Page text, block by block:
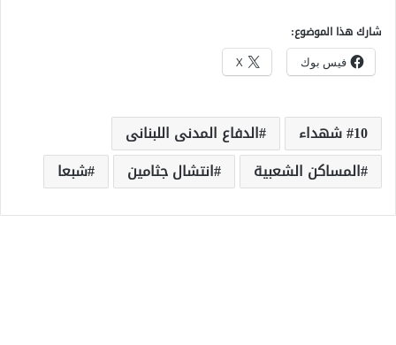
شارك هذا الموضوع:
فيس بوك X
10 شهداء
الدفاع المدنى اللبنانى
المساكن الشعبية
انتشال جثامين شبعا